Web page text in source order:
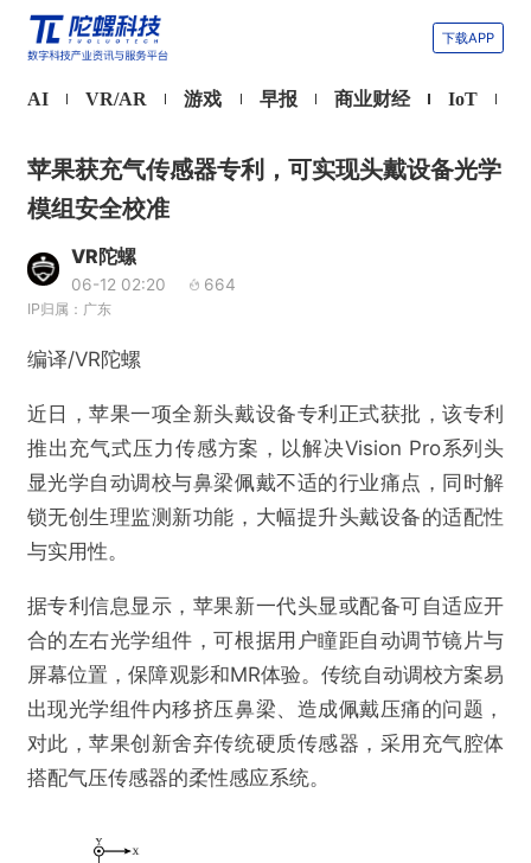
下载APP
AI VR/AR 游戏 早报 商业财经 IoT
苹果获充气传感器专利，可实现头戴设备光学
模组安全校准
VR陀螺
06-12 02:20 664
IP归属：广东
编译/VR陀螺
近日，苹果一项全新头戴设备专利正式获批，该专利
推出充气式压力传感方案，以解决Vision Pro系列头
显光学自动调校与鼻梁佩戴不适的行业痛点，同时解
锁无创生理监测新功能，大幅提升头戴设备的适配性
与实用性。
据专利信息显示，苹果新一代头显或配备可自适应开
合的左右光学组件，可根据用户瞳距自动调节镜片与
屏幕位置，保障观影和MR体验。传统自动调校方案易
出现光学组件内移挤压鼻梁、造成佩戴压痛的问题，
对此，苹果创新舍弃传统硬质传感器，采用充气腔体
搭配气压传感器的柔性感应系统。